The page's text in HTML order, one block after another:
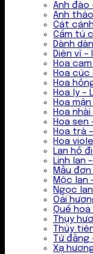
Anh đào
Anh
Cát
Cẩm tú
Dành
Diên vĩ –
Hoa
Hoa cúc
Hoa
Hoa ly –
Hoa mận
Hoa
Hoa sen
Hoa trà
Hoa
Lan hồ
Linh lan
Mẫu
Mộc lan
Ngọc
Oải
Quế hoa
Thụy
Thủy
Tử đằng
Xạ